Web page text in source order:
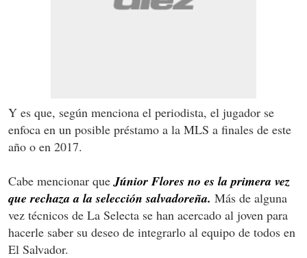
Y es que, según menciona el periodista, el jugador se
enfoca en un posible préstamo a la MLS a finales de este
año o en 2017.
Cabe mencionar que Júnior Flores no es la primera vez
que rechaza a la selección salvadoreña. Más de alguna
vez técnicos de La Selecta se han acercado al joven para
hacerle saber su deseo de integrarlo al equipo de todos en
El Salvador.